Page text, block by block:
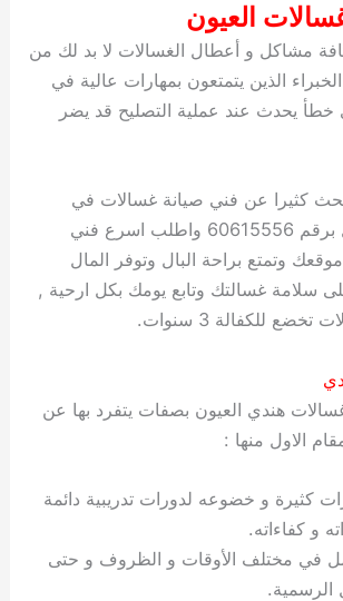
العيون
مشاكل و أعطال الغسالات لا بد لك من
الذين يتمتعون بمهارات عالية في
خطأ يحدث عند عملية التصليح قد يضر
كثيرا عن فني صيانة غسالات في
العيون فقط اتصل برقم 60615556 واطلب اسرع فني
وتمتع براحة البال وتوفر المال
سلامة غسالتك وتابع يومك بكل ارحية ,
للكفالة 3 سنوات.
هندي العيون بصفات يتفرد بها عن
الاول منها :
كثيرة و خضوعه لدورات تدريبية دائمة
و كفاءاته.
في مختلف الأوقات و الظروف و حتى
الرسمية.